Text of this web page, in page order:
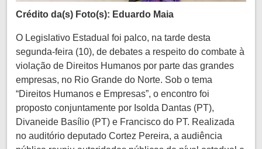
Crédito da(s) Foto(s): Eduardo Maia
O Legislativo Estadual foi palco, na tarde desta
segunda-feira (10), de debates a respeito do combate à
violação de Direitos Humanos por parte das grandes
empresas, no Rio Grande do Norte. Sob o tema
“Direitos Humanos e Empresas”, o encontro foi
proposto conjuntamente por Isolda Dantas (PT),
Divaneide Basílio (PT) e Francisco do PT. Realizada
no auditório deputado Cortez Pereira, a audiência